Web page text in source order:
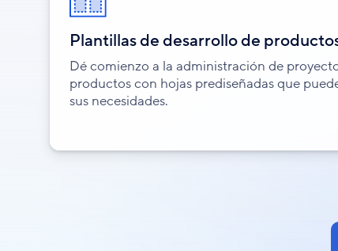
Plantillas de desarrollo de
Dé comienzo a la administración de
productos con hojas prediseñadas que
sus necesidades.